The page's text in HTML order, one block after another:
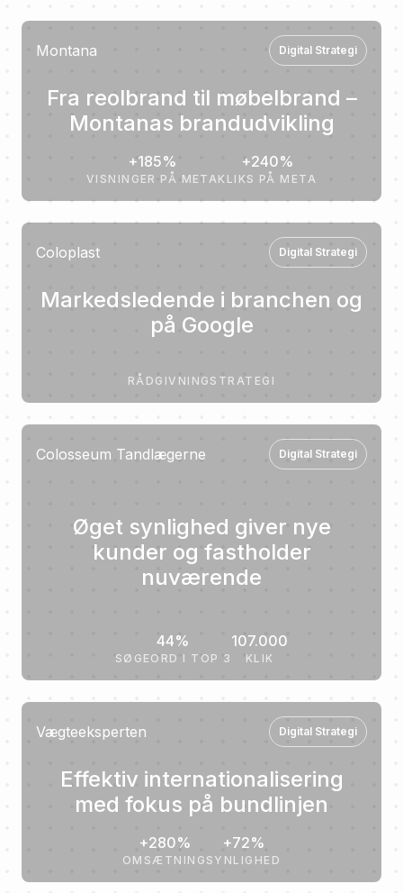
Montana Digital Strategi
Fra reolbrand til møbelbrand –
Montanas brandudvikling
+185%
VISNINGER PÅ META
+240%
KLIKS PÅ META
Coloplast Digital Strategi
Markedsledende i branchen og
på Google
RÅDGIVNING STRATEGI
Colosseum Tandlægerne Digital Strategi
Øget synlighed giver nye
kunder og fastholder
nuværende
44%
SØGEORD I TOP 3
107.000
KLIK
Vægteeksperten Digital Strategi
Effektiv internationalisering
med fokus på bundlinjen
+280%
OMSÆTNING
+72%
SYNLIGHED